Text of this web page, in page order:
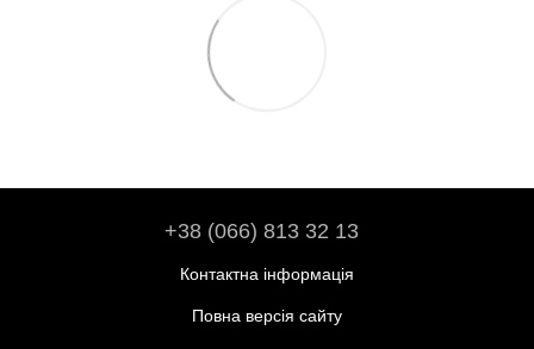
+38 (066) 813 32 13
Контактна інформація
Повна версія сайту